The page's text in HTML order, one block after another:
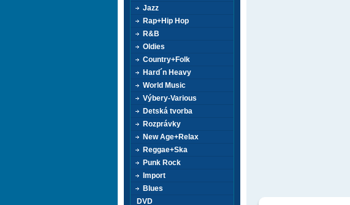
Jazz
Rap+Hip Hop
R&B
Oldies
Country+Folk
Hard´n Heavy
World Music
Výbery-Various
Detská tvorba
Rozprávky
New Age+Relax
Reggae+Ska
Punk Rock
Import
Blues
DVD